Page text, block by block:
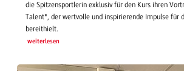
die Spitzensportlerin exklusiv für den Kurs ihren
Talent", der wertvolle und inspirierende Impulse für
bereithielt.
weiterlesen